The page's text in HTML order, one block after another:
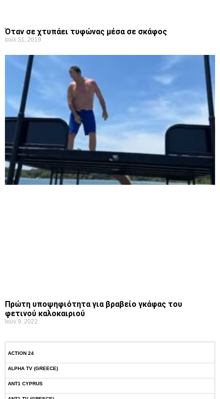
Όταν σε χτυπάει τυφώνας μέσα σε σκάφος
Ιούλ 31, 2019
Πρώτη υποψηφιότητα για βραβείο γκάφας του
φετινού καλοκαιριού
Ιούν 9, 2022
ACTION 24
ALPHA TV (GREECE)
ANT1 CYPRUS